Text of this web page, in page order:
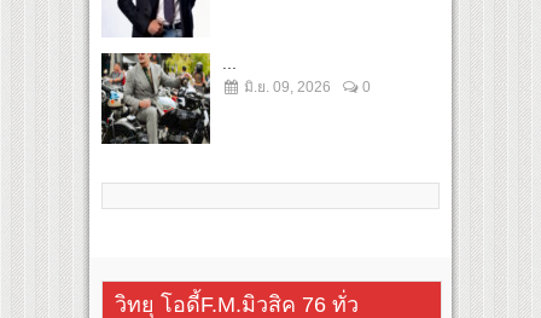
มิ.ย. 09, 2026 0
วิทยุ โอดี้F.M.มิวสิค 76 ทั่ว